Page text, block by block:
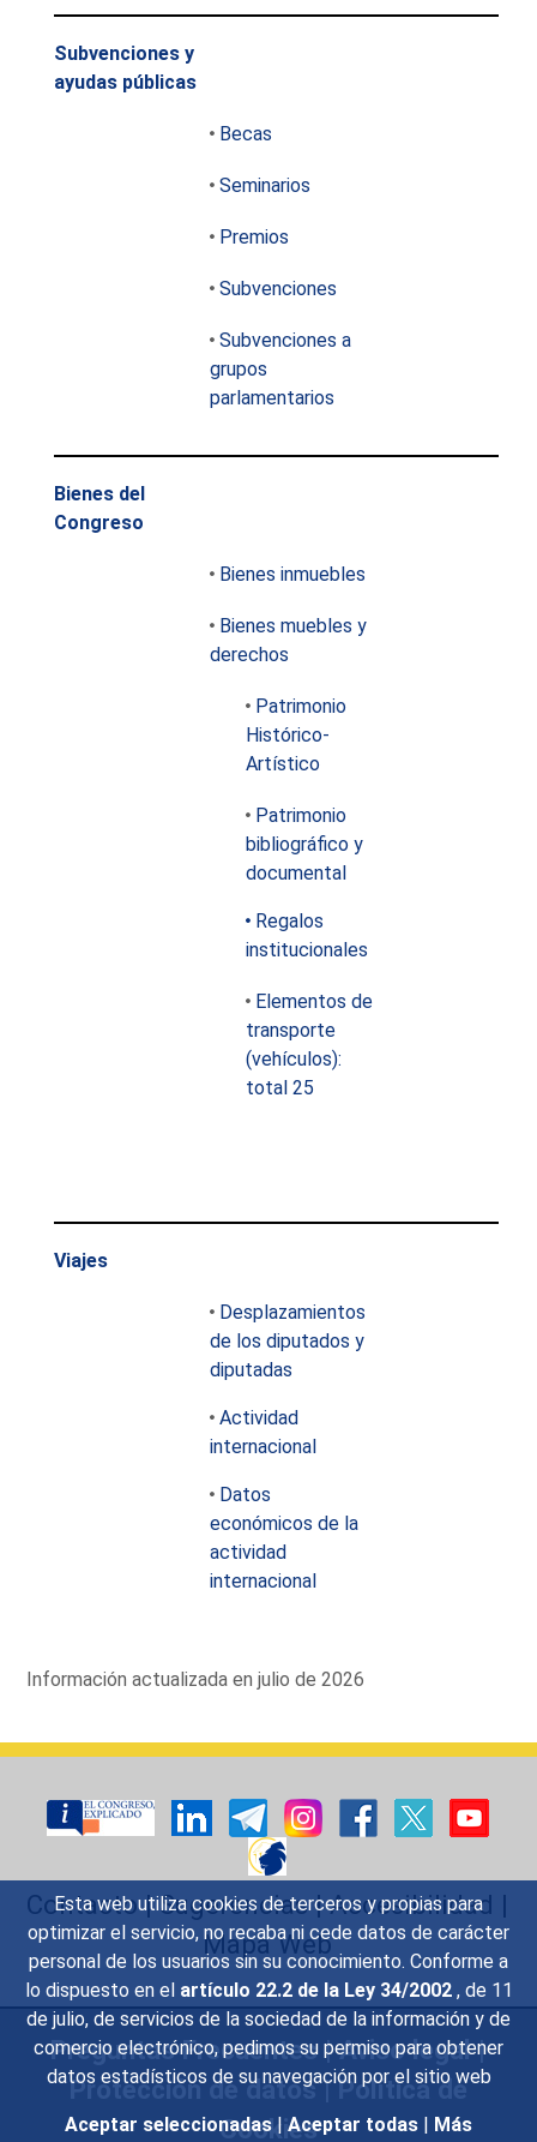
Esta web utiliza cookies de terceros y propias para
optimizar el servicio, no recaba ni cede datos de carácter
personal de los usuarios sin su conocimiento. Conforme a
lo dispuesto en el artículo 22.2 de la Ley 34/2002 , de 11
de julio, de servicios de la sociedad de la información y de
comercio electrónico, pedimos su permiso para obtener
datos estadísticos de su navegación por el sitio web
Aceptar seleccionadas | Aceptar todas | Más
Subvenciones y
ayudas públicas
Becas
Seminarios
Premios
Subvenciones
Subvenciones a
grupos
parlamentarios
Bienes del
Congreso
Bienes inmuebles
Bienes muebles y
derechos
Patrimonio
Histórico-
Artístico
Patrimonio
bibliográfico y
documental
Regalos
institucionales
Elementos de
transporte
(vehículos):
total 25
Viajes
Desplazamientos
de los diputados y
diputadas
Actividad
internacional
Datos
económicos de la
actividad
internacional
Información actualizada en julio de 2026
Contacto|Sugerencias|Accesibilidad |
Mapa Web
Preguntas Frecuentes|Aviso legal|
Protección de datos|Política de
Cookies